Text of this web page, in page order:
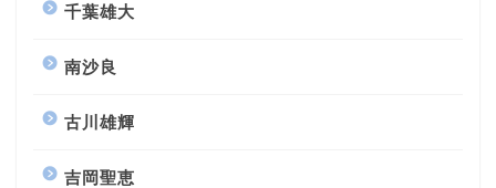
千葉雄大
南沙良
古川雄輝
吉岡聖恵